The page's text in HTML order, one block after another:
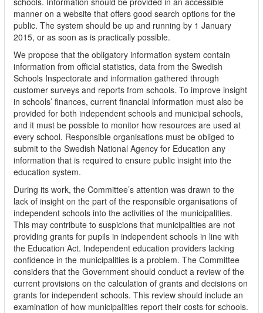
manner on a website that offers good search options for the
public. The system should be up and running by 1 January
2015, or as soon as is practically possible.
We propose that the obligatory information system contain
information from official statistics, data from the Swedish
Schools Inspectorate and information gathered through
customer surveys and reports from schools. To improve insight
in schools’ finances, current financial information must also be
provided for both independent schools and municipal schools,
and it must be possible to monitor how resources are used at
every school. Responsible organisations must be obliged to
submit to the Swedish National Agency for Education any
information that is required to ensure public insight into the
education system.
During its work, the Committee’s attention was drawn to the
lack of insight on the part of the responsible organisations of
independent schools into the activities of the municipalities.
This may contribute to suspicions that municipalities are not
providing grants for pupils in independent schools in line with
the Education Act. Independent education providers lacking
confidence in the municipalities is a problem. The Committee
considers that the Government should conduct a review of the
current provisions on the calculation of grants and decisions on
grants for independent schools. This review should include an
examination of how municipalities report their costs for schools.